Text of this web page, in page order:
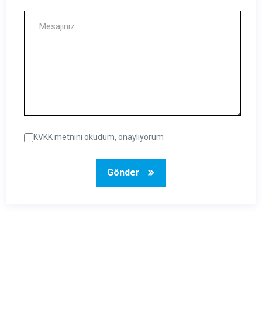
KVKK metnini okudum, onaylıyorum
Gönder